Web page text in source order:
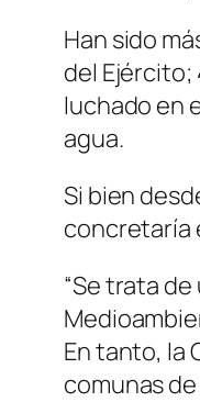
Han sido
del Ejército;
luchado en
agua.
Si bien
concretaría
“Se trata
En tanto, la
comunas